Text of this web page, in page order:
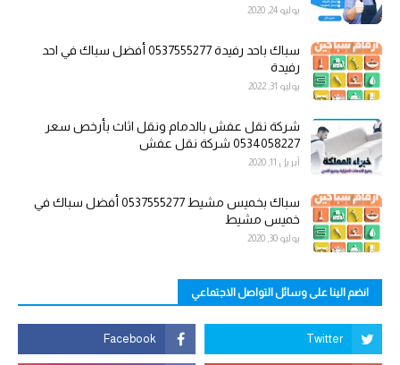
يوليو 24, 2020
سباك باحد رفيدة 0537555277 أفضل سباك في احد
رفيدة
يوليو 31, 2022
شركة نقل عفش بالدمام ونقل اثاث بأرخص سعر
0534058227 شركة نقل عفش
أبريل 11, 2020
سباك بخميس مشيط 0537555277 أفضل سباك في
خميس مشيط
يوليو 30, 2020
انضم الينا على وسائل التواصل الاجتماعي